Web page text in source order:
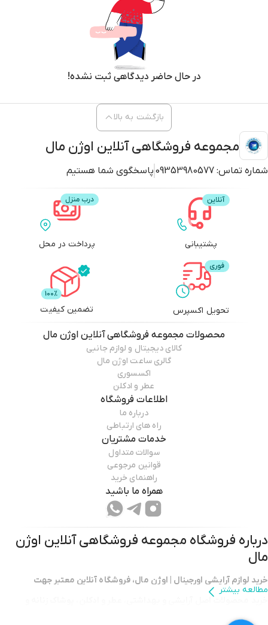
در حال حاضر دیدگاهی ثبت نشده!
مجموعه فروشگاهی آنلاین اوژن مال
شماره تماس: 09353980577 پاسخگوی شما هستیم
بازگشت به بالا
پشتیبانی پرداخت در محل
تحویل اکسپرس تضمین کیفیت
محصولات مجموعه فروشگاهی آنلاین اوژن مال
کالای دیجیتال و لوازم جانبی
گالری ساعت اوژن مال
اکسسوری
عطر و ادکلن
اطلاعات فروشگاه
درباره ما
راه های ارتباطی
خدمات مشتریان
سوالات متداول
قوانین مرجوعی
راهنمای خرید
همراه ما باشید
درباره فروشگاه مجموعه فروشگاهی آنلاین اوژن
مال
خرید لوازم آرایشی اورجینال | اوژن مال، فروشگاه آنلاین معتبر جهت
خرید محصولات اصل آرایشی و بهداشتی
مطالعه بیشتر